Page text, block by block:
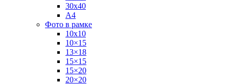
30х40
А4
Фото в рамке
10х10
10×15
13×18
15×15
15×20
20×20